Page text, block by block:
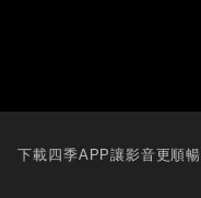
下載四季APP讓影音更順暢